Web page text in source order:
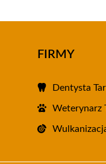
FIRMY
Dentysta
Weterynarz